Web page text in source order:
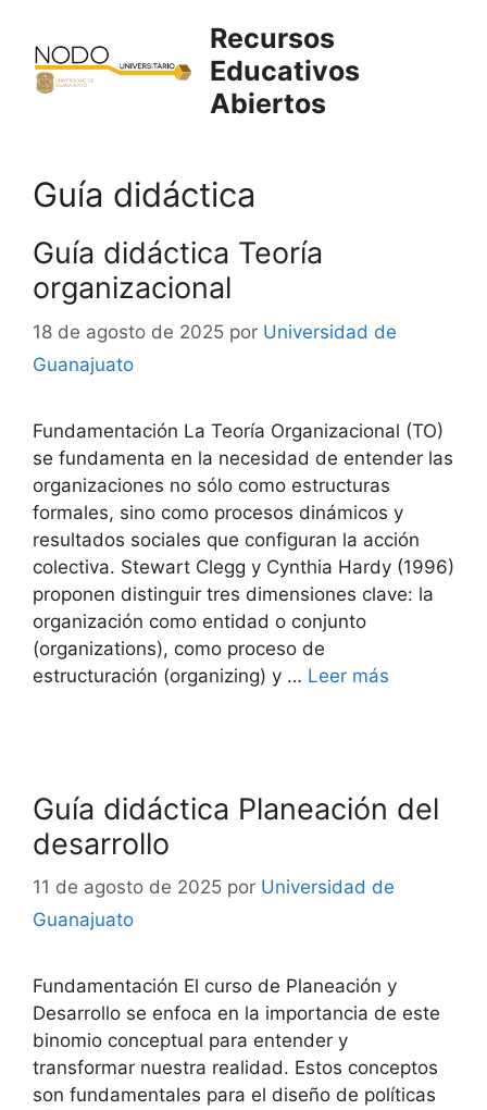
contenido
Recursos
Educativos
Abiertos
Guía didáctica
Guía didáctica Teoría
organizacional
18 de agosto de 2025 por Universidad de
Guanajuato
Fundamentación La Teoría Organizacional (TO)
se fundamenta en la necesidad de entender las
organizaciones no sólo como estructuras
formales, sino como procesos dinámicos y
resultados sociales que configuran la acción
colectiva. Stewart Clegg y Cynthia Hardy (1996)
proponen distinguir tres dimensiones clave: la
organización como entidad o conjunto
(organizations), como proceso de
estructuración (organizing) y … Leer más
Guía didáctica Planeación del
desarrollo
11 de agosto de 2025 por Universidad de
Guanajuato
Fundamentación El curso de Planeación y
Desarrollo se enfoca en la importancia de este
binomio conceptual para entender y
transformar nuestra realidad. Estos conceptos
son fundamentales para el diseño de políticas